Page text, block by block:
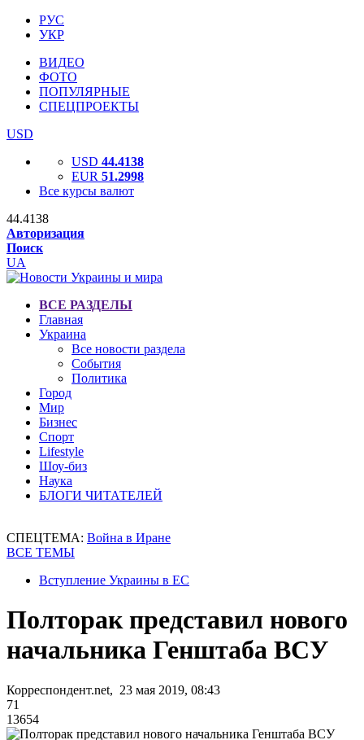
РУС
УКР
ВИДЕО
ФОТО
ПОПУЛЯРНЫЕ
СПЕЦПРОЕКТЫ
USD
USD 44.4138
EUR 51.2998
Все курсы валют
44.4138
Авторизация
Поиск
UA
ВСЕ РАЗДЕЛЫ
Главная
Украина
Все новости раздела
События
Политика
Город
Мир
Бизнес
Спорт
Lifestyle
Шоу-биз
Наука
БЛОГИ ЧИТАТЕЛЕЙ
СПЕЦТЕМА: Война в Иране
ВСЕ ТЕМЫ
Вступление Украины в ЕС
Полторак представил нового
начальника Генштаба ВСУ
Корреспондент.net, 23 мая 2019, 08:43
71
13654